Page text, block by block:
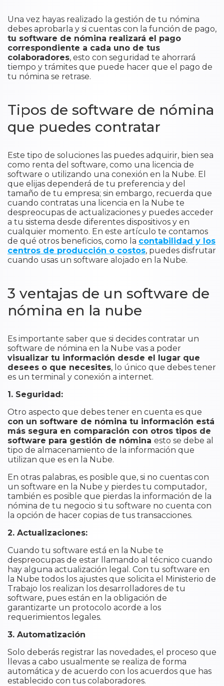
Una vez hayas realizado la gestión de tu nómina
debes aprobarla y si cuentas con la función de pago,
tu software de nómina realizará el pago
correspondiente a cada uno de tus
colaboradores, esto con seguridad te ahorrará
tiempo y trámites que puede hacer que el pago de
tu nómina se retrase.
Tipos de software de nómina
que puedes contratar
Este tipo de soluciones las puedes adquirir, bien sea
como renta del software, como una licencia de
software o utilizando una conexión en la Nube. El
que elijas dependerá de tu preferencia y del
tamaño de tu empresa; sin embargo, recuerda que
cuando contratas una licencia en la Nube te
despreocupas de actualizaciones y puedes acceder
a tu sistema desde diferentes dispositivos y en
cualquier momento. En este artículo te contamos
de qué otros beneficios, como la contabilidad y los
centros de producción o costos, puedes disfrutar
cuando usas un software alojado en la Nube.
3 ventajas de un software de
nómina en la nube
​Es importante saber que si decides contratar un
software de nómina en la Nube vas a poder
visualizar tu información desde el lugar que
desees o que necesites, lo único que debes tener
es un terminal y conexión a internet.
1. Seguridad:
Otro aspecto que debes tener en cuenta es que
con un software de nómina tu información está
más segura en comparación con otros tipos de
software para gestión de nómina esto se debe al
tipo de almacenamiento de la información que
utilizan que es en la Nube.
En otras palabras, es posible que, si no cuentas con
un software en la Nube y pierdes tu computador,
también es posible que pierdas la información de la
nómina de tu negocio si tu software no cuenta con
la opción de hacer copias de tus transacciones.
2. Actualizaciones:
Cuando tu software está en la Nube te
despreocupas de estar llamando al técnico cuando
hay alguna actualización legal. Con tu software en
la Nube todos los ajustes que solicita el Ministerio de
Trabajo los realizan los desarrolladores de tu
software, pues están en la obligación de
garantizarte un protocolo acorde a los
requerimientos legales.
3. Automatización
Solo deberás registrar las novedades, el proceso que
llevas a cabo usualmente se realiza de forma
automática y de acuerdo con los acuerdos que has
establecido con tus colaboradores.